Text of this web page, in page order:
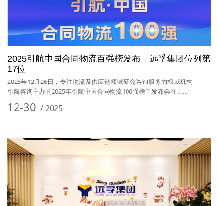
2025引航中国合同物流百强榜发布，远孚集团位列第
17位
2025年12月26日，专注物流及供应链领域研究咨询服务的权威机构——
引航咨询主办的2025年引航中国合同物流100强榜单发布会在上…
12-30 /2025